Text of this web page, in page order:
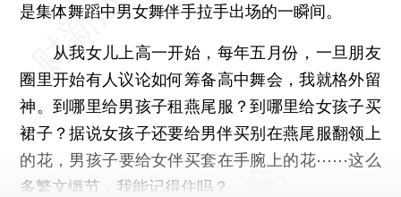
是集体舞蹈中男女舞伴手拉手出场的一瞬间。
从我女儿上高一开始，每年五月份，一旦朋友
圈里开始有人议论如何筹备高中舞会，我就格外留
神。到哪里给男孩子租燕尾服？到哪里给女孩子买
裙子？据说女孩子还要给男伴买别在燕尾服翻领上
的花，男孩子要给女伴买套在手腕上的花⋯⋯这么
多繁文缛节，我能记得住吗？